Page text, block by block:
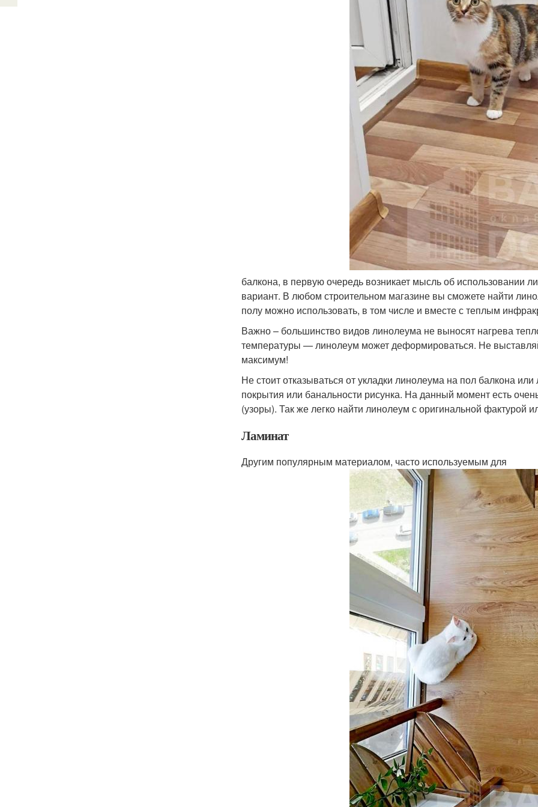
балкона, в первую очередь возникает мысль об использовании
вариант. В любом строительном магазине вы сможете найти
полу можно использовать, в том числе и вместе с теплым
Важно – большинство видов линолеума не выносят нагрева
температуры — линолеум может деформироваться. Не
максимум!
Не стоит отказываться от укладки линолеума на пол балкона
покрытия или банальности рисунка. На данный момент есть
(узоры). Так же легко найти линолеум с оригинальной фактурой
Ламинат
Другим популярным материалом, часто используемым для